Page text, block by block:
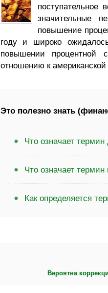
поступательное
значительные
повышение
году и широко
повышении процентной
отношению к
Это полезно знать
Что означает
Что означает
Как определяется
Вероятна